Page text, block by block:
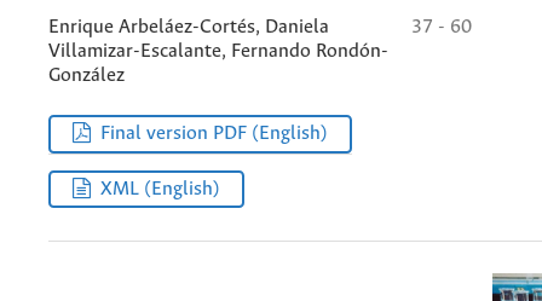
Enrique Arbeláez-Cortés, Daniela
Villamizar-Escalante, Fernando Rondón-
González
37 - 60
Final version PDF (English)
XML (English)